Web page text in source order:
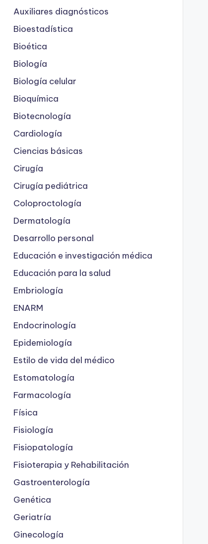
Auxiliares diagnósticos
Bioestadística
Bioética
Biología
Biología celular
Bioquímica
Biotecnología
Cardiología
Ciencias básicas
Cirugía
Cirugía pediátrica
Coloproctología
Dermatología
Desarrollo personal
Educación e investigación médica
Educación para la salud
Embriología
ENARM
Endocrinología
Epidemiología
Estilo de vida del médico
Estomatología
Farmacología
Física
Fisiología
Fisiopatología
Fisioterapia y Rehabilitación
Gastroenterología
Genética
Geriatría
Ginecología